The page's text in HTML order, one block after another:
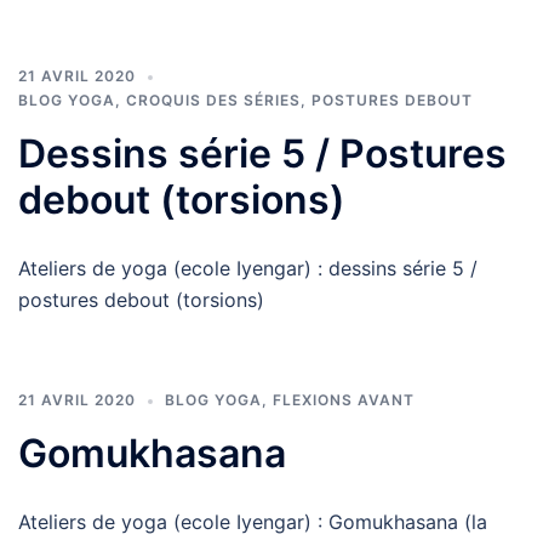
21 AVRIL 2020
BLOG YOGA, CROQUIS DES SÉRIES, POSTURES DEBOUT
Dessins série 5 / Postures
debout (torsions)
Ateliers de yoga (ecole Iyengar) : dessins série 5 /
postures debout (torsions)
21 AVRIL 2020 BLOG YOGA, FLEXIONS AVANT
Gomukhasana
Ateliers de yoga (ecole Iyengar) : Gomukhasana (la